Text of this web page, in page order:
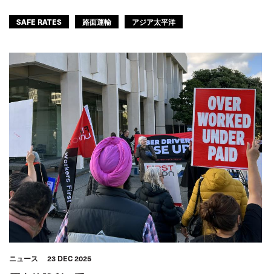
SAFE RATES 路面運輸 アジア太平洋
ニュース 23 DEC 2025